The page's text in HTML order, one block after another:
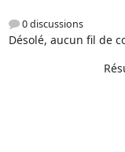
0 discussions
Désolé, aucun fil de